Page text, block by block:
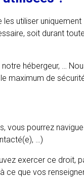
utiliser
soit durant
hébergeur, …
maximum de
vous pourrez
…)
exercer ce droit,
que vos